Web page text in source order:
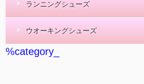
ランニングシューズ
ウオーキングシューズ
%category_